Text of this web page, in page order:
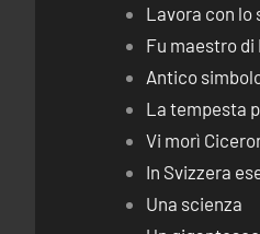
Lavora con lo
Fu maestro di
Antico
La tempesta
Vi morì
In Svizzera
Una scienza